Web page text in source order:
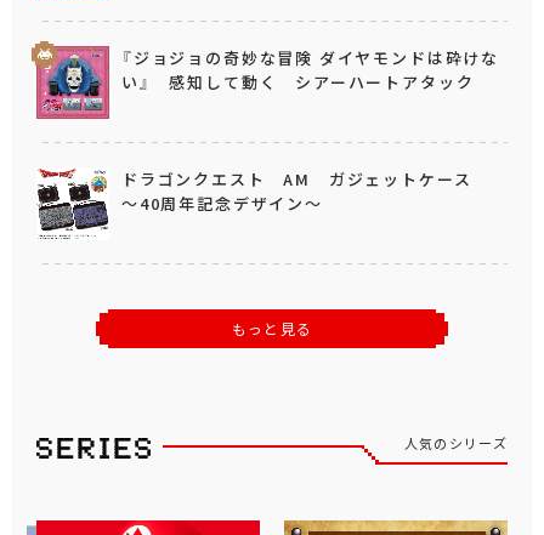
『ジョジョの奇妙な冒険 ダイヤモンドは砕けな
い』 感知して動く シアーハートアタック
ドラゴンクエスト AM ガジェットケース
～40周年記念デザイン～
もっと見る
人気のシリーズ